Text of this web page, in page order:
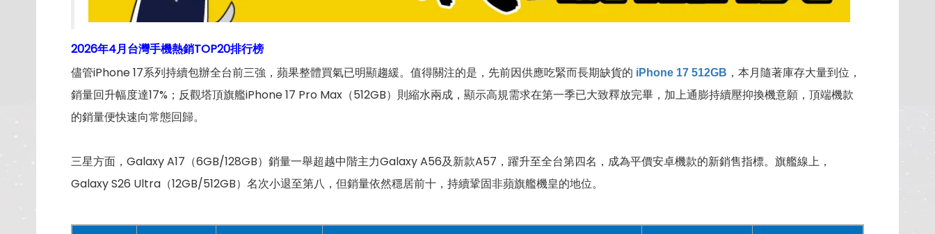
2026年4月台灣手機熱銷TOP20排行榜
儘管iPhone 17系列持續包辦全台前三強，蘋果整體買氣已明顯趨緩。值得關注的是，先前因供應吃緊而長期缺貨的 iPhone 17 512GB ，本月隨著庫存大量到位，
銷量回升幅度達17%；反觀塔頂旗艦iPhone 17 Pro Max（512GB）則縮水兩成，顯示高規需求在第一季已大致釋放完畢，加上通膨持續壓抑換機意願，頂端機款
的銷量便快速向常態回歸。
三星方面，Galaxy A17（6GB/128GB）銷量一舉超越中階主力Galaxy A56及新款A57，躍升至全台第四名，成為平價安卓機款的新銷售指標。旗艦線上，
Galaxy S26 Ultra（12GB/512GB）名次小退至第八，但銷量依然穩居前十，持續鞏固非蘋旗艦機皇的地位。